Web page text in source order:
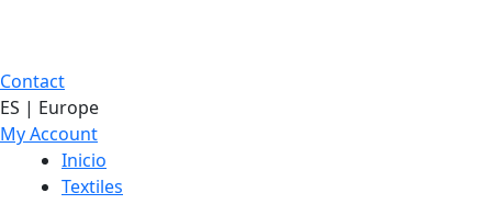
Contact
ES | Europe
My Account
Inicio
Textiles